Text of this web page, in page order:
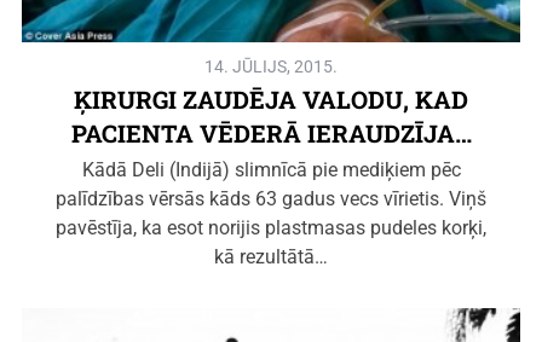
14. JŪLIJS, 2015.
ĶIRURGI ZAUDĒJA VALODU, KAD
PACIENTA VĒDERĀ IERAUDZĪJA…
Kādā Deli (Indijā) slimnīcā pie mediķiem pēc
palīdzības vērsās kāds 63 gadus vecs vīrietis. Viņš
pavēstīja, ka esot norijis plastmasas pudeles korķi,
kā rezultātā…